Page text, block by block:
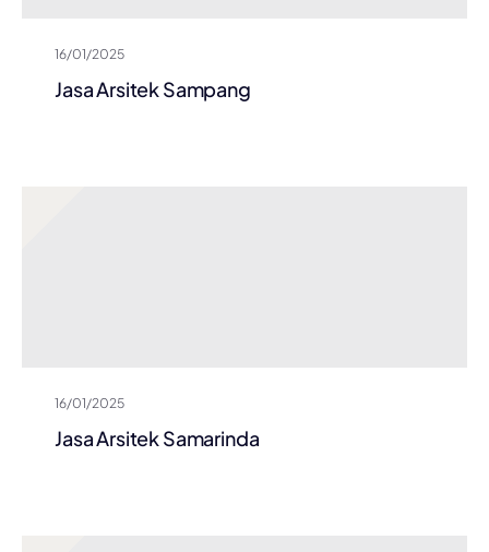
16/01/2025
Jasa Arsitek Sampang
16/01/2025
Jasa Arsitek Samarinda